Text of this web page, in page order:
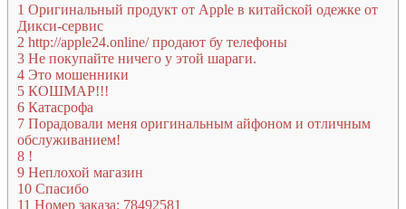
1 Оригинальный продукт от Apple в китайской одежке от
Дикси-сервис
2 http://apple24.online/ продают бу телефоны
3 Не покупайте ничего у этой шараги.
4 Это мошенники
5 КОШМАР!!!
6 Катасрофа
7 Порадовали меня оригинальным айфоном и отличным
обслуживанием!
8 !
9 Неплохой магазин
10 Спасибо
11 Номер заказа: 78492581